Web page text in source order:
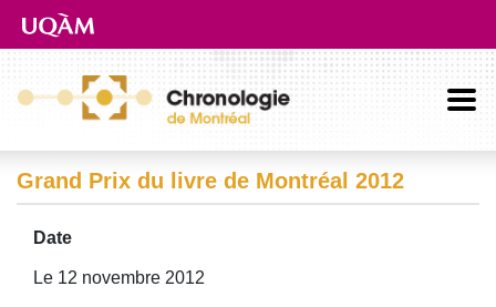
Aller directement au contenu principal
Grand Prix du livre de Montréal 2012
Date
Le 12 novembre 2012